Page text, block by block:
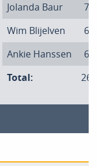
Jolanda Baur
Wim Blijelven
Ankie Hanssen
Total: